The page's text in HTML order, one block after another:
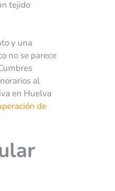
tejido
y una
no se parece
al
en Huelva
de